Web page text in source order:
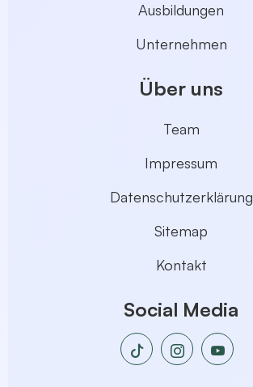
Ausbildungen
Unternehmen
Über uns
Team
Impressum
Datenschutzerklärung
Sitemap
Kontakt
Social Media